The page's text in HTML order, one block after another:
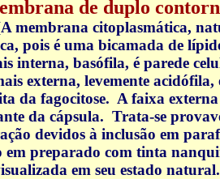
de duplo
membrana citoplasmática,
pois é uma bicamada de
interna, basófila, é parede
externa, levemente
da fagocitose. A faixa
da cápsula. Trata-se
devidos à inclusão em
em preparado com tinta
em seu estado